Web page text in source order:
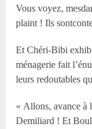
Vous voyez,
plaint ! Ils
Et Chéri-Bibi
ménagerie fait
leurs redoutables
« Allons, avance à
Demiliard ! Et